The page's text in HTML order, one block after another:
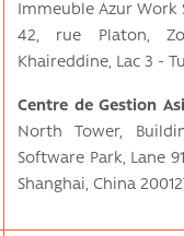
Immeuble Azur Work
42, rue Platon,
Khaireddine, Lac 3 -
Centre de Gestion
North Tower,
Software Park, Lane
Shanghai, China